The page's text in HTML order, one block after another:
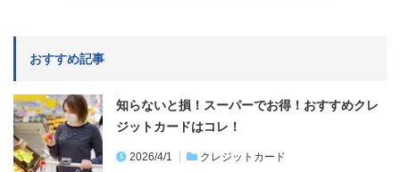
おすすめ記事
知らないと損！スーパーでお得！おすすめクレ
ジットカードはコレ！
2026/4/1 クレジットカード